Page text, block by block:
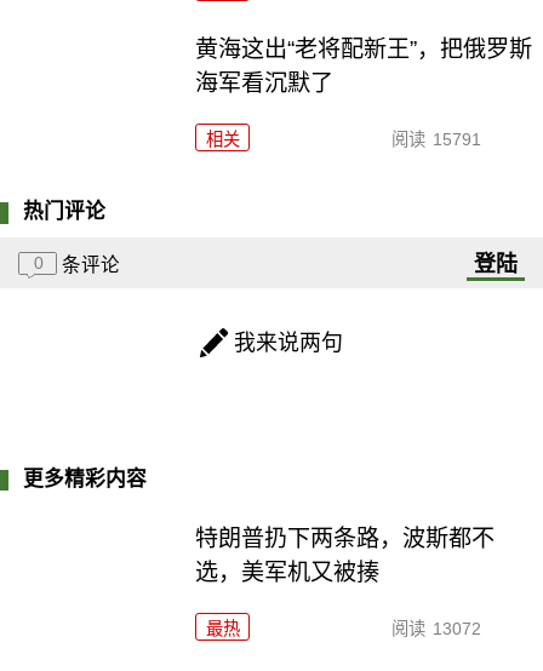
黄海这出“老将配新王”，把俄罗斯
海军看沉默了
相关 阅读 15791
热门评论
0 条评论 登陆
我来说两句
更多精彩内容
特朗普扔下两条路，波斯都不
选，美军机又被揍
最热 阅读 13072